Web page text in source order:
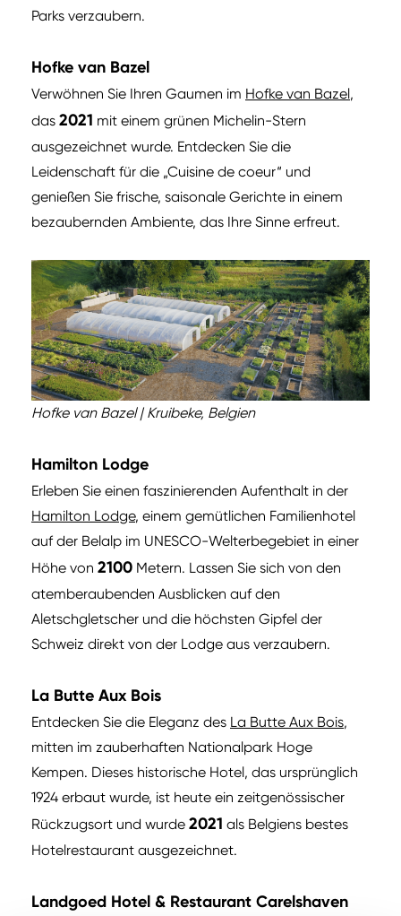
Parks verzaubern.
Hofke van Bazel
Verwöhnen Sie Ihren Gaumen im Hofke van Bazel,
das 2021 mit einem grünen Michelin-Stern
ausgezeichnet wurde. Entdecken Sie die
Leidenschaft für die „Cuisine de coeur“ und
genießen Sie frische, saisonale Gerichte in einem
bezaubernden Ambiente, das Ihre Sinne erfreut.
Hofke van Bazel | Kruibeke, Belgien
Hamilton Lodge
Erleben Sie einen faszinierenden Aufenthalt in der
Hamilton Lodge, einem gemütlichen Familienhotel
auf der Belalp im UNESCO-Welterbegebiet in einer
Höhe von 2100 Metern. Lassen Sie sich von den
atemberaubenden Ausblicken auf den
Aletschgletscher und die höchsten Gipfel der
Schweiz direkt von der Lodge aus verzaubern.
La Butte Aux Bois
Entdecken Sie die Eleganz des La Butte Aux Bois,
mitten im zauberhaften Nationalpark Hoge
Kempen. Dieses historische Hotel, das ursprünglich
1924 erbaut wurde, ist heute ein zeitgenössischer
Rückzugsort und wurde 2021 als Belgiens bestes
Hotelrestaurant ausgezeichnet.
Landgoed Hotel & Restaurant Carelshaven